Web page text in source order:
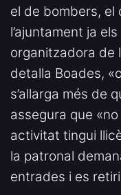
el de bombers, el
l’ajuntament ja
organitzadora de
detalla Boades,
s’allarga més de
assegura que
activitat tingui
la patronal
entrades i es